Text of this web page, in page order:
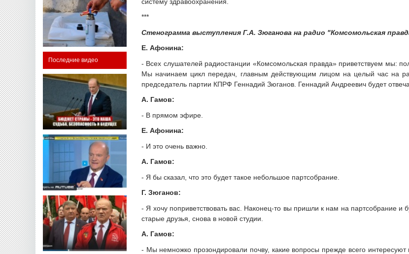
Последние видео
***
Стенограмма выступления Г.А. Зюганова на радио "Комсомольская
Е. Афонина:
- Всех слушателей радиостанции «Комсомольская правда» приветствуем мы:
Мы начинаем цикл передач, главным действующим лицом на целый час на
председатель партии КПРФ Геннадий Зюганов. Геннадий Андреевич будет
А. Гамов:
- В прямом эфире.
Е. Афонина:
- И это очень важно.
А. Гамов:
- Я бы сказал, что это будет такое небольшое партсобрание.
Г. Зюганов:
- Я хочу поприветствовать вас. Наконец-то вы пришли к нам на партсобрание
старые друзья, снова в новой студии.
А. Гамов:
- Мы немножко прозондировали почву, какие вопросы прежде всего